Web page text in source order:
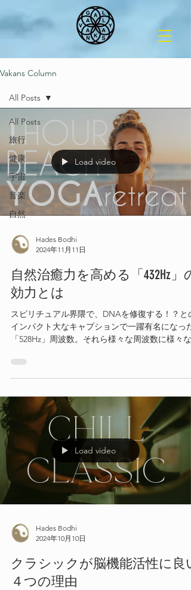
Vakans Column
All Posts
旅行
健康
宇宙
音楽
自然
All Posts
Load video
Hades Bodhi
2024年11月11日
自然治癒力を高める「432Hz」の
効力とは
スピリチュアル界隈で、DNAを修復する！？との
インパクト大なキャプションで一躍有名になった
「528Hz」周波数。それら様々な周波数に様々な
が、その中でも「432Hz」が自然治癒力を高め、
も人体にとって有益なのではと認定され始めてい
Load video
Hades Bodhi
2024年10月10日
クラシックが脳機能活性に良い
４つの理由